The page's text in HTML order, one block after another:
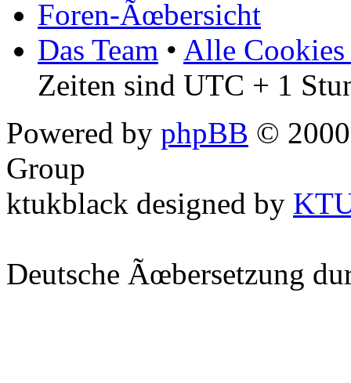
Foren-Ãœbersicht
Das Team • Alle Cookies
Zeiten sind UTC + 1
Powered by phpBB ©
Group
ktukblack designed by
Deutsche Ãœbersetzung